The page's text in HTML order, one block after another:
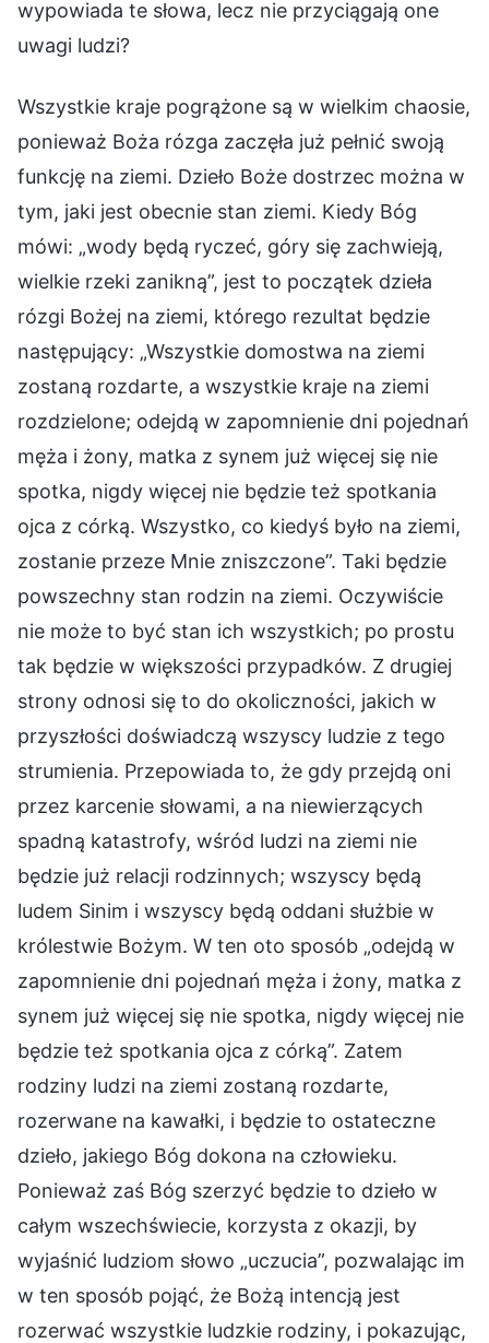
wypowiada te słowa, lecz nie przyciągają one
uwagi ludzi?
Wszystkie kraje pogrążone są w wielkim chaosie,
ponieważ Boża rózga zaczęła już pełnić swoją
funkcję na ziemi. Dzieło Boże dostrzec można w
tym, jaki jest obecnie stan ziemi. Kiedy Bóg
mówi: „wody będą ryczeć, góry się zachwieją,
wielkie rzeki zanikną”, jest to początek dzieła
rózgi Bożej na ziemi, którego rezultat będzie
następujący: „Wszystkie domostwa na ziemi
zostaną rozdarte, a wszystkie kraje na ziemi
rozdzielone; odejdą w zapomnienie dni pojednań
męża i żony, matka z synem już więcej się nie
spotka, nigdy więcej nie będzie też spotkania
ojca z córką. Wszystko, co kiedyś było na ziemi,
zostanie przeze Mnie zniszczone”. Taki będzie
powszechny stan rodzin na ziemi. Oczywiście
nie może to być stan ich wszystkich; po prostu
tak będzie w większości przypadków. Z drugiej
strony odnosi się to do okoliczności, jakich w
przyszłości doświadczą wszyscy ludzie z tego
strumienia. Przepowiada to, że gdy przejdą oni
przez karcenie słowami, a na niewierzących
spadną katastrofy, wśród ludzi na ziemi nie
będzie już relacji rodzinnych; wszyscy będą
ludem Sinim i wszyscy będą oddani służbie w
królestwie Bożym. W ten oto sposób „odejdą w
zapomnienie dni pojednań męża i żony, matka z
synem już więcej się nie spotka, nigdy więcej nie
będzie też spotkania ojca z córką”. Zatem
rodziny ludzi na ziemi zostaną rozdarte,
rozerwane na kawałki, i będzie to ostateczne
dzieło, jakiego Bóg dokona na człowieku.
Ponieważ zaś Bóg szerzyć będzie to dzieło w
całym wszechświecie, korzysta z okazji, by
wyjaśnić ludziom słowo „uczucia”, pozwalając im
w ten sposób pojąć, że Bożą intencją jest
rozerwać wszystkie ludzkie rodziny, i pokazując,